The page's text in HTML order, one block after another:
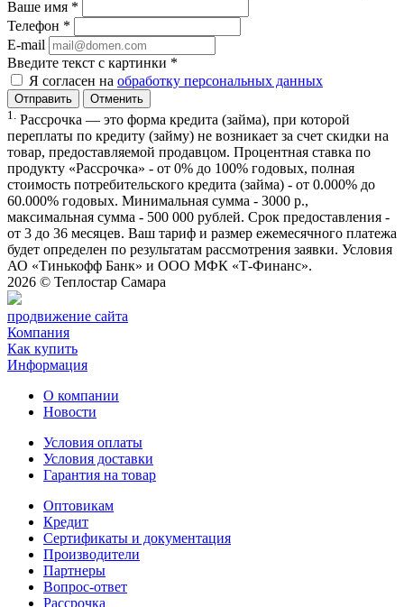
Ваше имя *
Телефон *
E-mail
Введите текст с картинки *
Я согласен на обработку персональных данных
Отменить
1.
Рассрочка — это форма кредита (займа), при которой
переплаты по кредиту (займу) не возникает за счет скидки на
товар, предоставляемой продавцом. Процентная ставка по
продукту «Рассрочка» - от 0% до 100% годовых, полная
стоимость потребительского кредита (займа) - от 0.000% до
60.000% годовых. Минимальная сумма - 3000 р.,
максимальная сумма - 500 000 рублей. Срок предоставления -
от 3 до 36 месяцев. Ваш тариф и размер ежемесячного платежа
будет определен по результатам рассмотрения заявки. Условия
АО «Тинькофф Банк» и ООО МФК «Т-Финанс».
2026 © Теплостар Самара
продвижение сайта
Компания
Как купить
Информация
О компании
Новости
Условия оплаты
Условия доставки
Гарантия на товар
Оптовикам
Кредит
Сертификаты и документация
Производители
Партнеры
Вопрос-ответ
Рассрочка